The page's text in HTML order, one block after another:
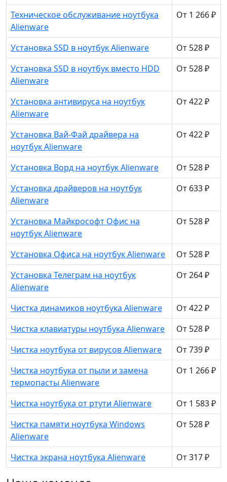
Техническое обслуживание ноутбука
Alienware
От 1 266 ₽
Установка SSD в ноутбук Alienware
От 528 ₽
Установка SSD в ноутбук вместо HDD
Alienware
От 528 ₽
Установка антивируса на ноутбук
Alienware
От 422 ₽
Установка Вай-Фай драйвера на
ноутбук Alienware
От 422 ₽
Установка Ворд на ноутбук Alienware
От 528 ₽
Установка драйверов на ноутбук
Alienware
От 633 ₽
Установка Майкрософт Офис на
ноутбук Alienware
От 528 ₽
Установка Офиса на ноутбук Alienware
От 528 ₽
Установка Телеграм на ноутбук
Alienware
От 264 ₽
Чистка динамиков ноутбука Alienware
От 422 ₽
Чистка клавиатуры ноутбука Alienware
От 528 ₽
Чистка ноутбука от вирусов Alienware
От 739 ₽
Чистка ноутбука от пыли и замена
термопасты Alienware
От 1 266 ₽
Чистка ноутбука от ртути Alienware
От 1 583 ₽
Чистка памяти ноутбука Windows
Alienware
От 528 ₽
Чистка экрана ноутбука Alienware От 317 ₽